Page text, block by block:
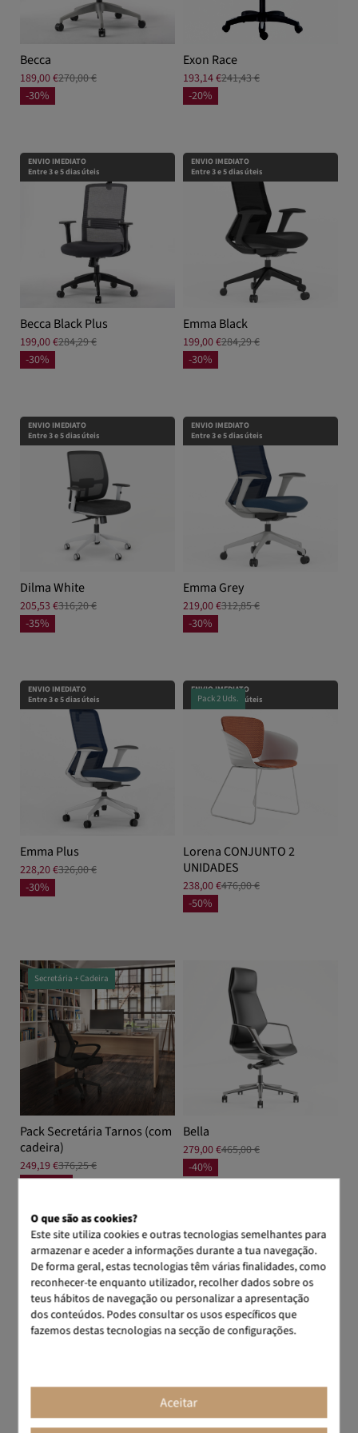
Becca
189,00 €270,00 €
-30%
Exon Race
193,14 €241,43 €
-20%
ENVIO IMEDIATO
Entre 3 e 5 dias úteis
Becca Black Plus
199,00 €284,29 €
-30%
ENVIO IMEDIATO
Entre 3 e 5 dias úteis
Emma Black
199,00 €284,29 €
-30%
ENVIO IMEDIATO
Entre 3 e 5 dias úteis
Dilma White
205,53 €316,20 €
-35%
ENVIO IMEDIATO
Entre 3 e 5 dias úteis
Emma Grey
219,00 €312,85 €
-30%
ENVIO IMEDIATO
Entre 3 e 5 dias úteis
Emma Plus
228,20 €326,00 €
-30%
ENVIO IMEDIATO
Entre 3 e 5 dias úteis
Pack 2 Uds.
Lorena CONJUNTO 2
UNIDADES
238,00 €476,00 €
-50%
Secretária + Cadeira
Pack Secretária Tarnos (com
cadeira)
249,19 €376,25 €
-156,29 €
Bella
279,00 €465,00 €
-40%
Secretária + Cadeira
Pack Secretária Modus (com
cadeira)
Secretária + Cadeira + Bloco de
gavetas
Pack Secretária Tarnos (com
cadeira + bloco de gavetas)
O que são as cookies?
Este site utiliza cookies e outras tecnologias semelhantes para
armazenar e aceder a informações durante a tua navegação.
De forma geral, estas tecnologias têm várias finalidades, como
reconhecer-te enquanto utilizador, recolher dados sobre os
teus hábitos de navegação ou personalizar a apresentação
dos conteúdos. Podes consultar os usos específicos que
fazemos destas tecnologias na secção de configurações.
Aceitar